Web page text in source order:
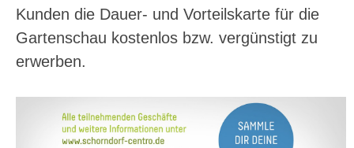
Kunden die Dauer- und Vorteilskarte für die
Gartenschau kostenlos bzw. vergünstigt zu
erwerben.